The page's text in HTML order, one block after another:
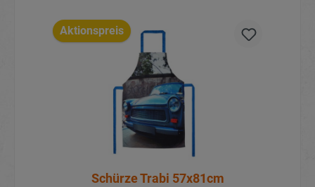
Aktionspreis
Schürze Trabi 57x81cm